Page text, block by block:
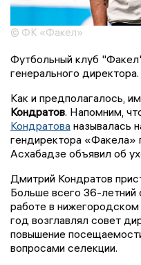
© ФК «Факел»
Футбольный клуб
генерального директора.
Как и предполагалось,
Кондратов. Напомним,
Кондратова называлась
гендиректора «Факела»
Асхабадзе объявил об
Дмитрий Кондратов
Больше всего 36-летний
работе в
год возглавлял совет
повышение
вопросами селекции.